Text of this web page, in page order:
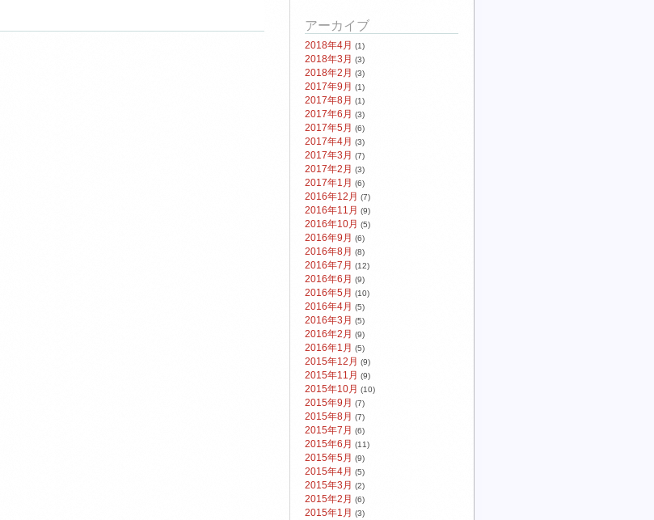
アーカイブ
2018年4月 (1)
2018年3月 (3)
2018年2月 (3)
2017年9月 (1)
2017年8月 (1)
2017年6月 (3)
2017年5月 (6)
2017年4月 (3)
2017年3月 (7)
2017年2月 (3)
2017年1月 (6)
2016年12月 (7)
2016年11月 (9)
2016年10月 (5)
2016年9月 (6)
2016年8月 (8)
2016年7月 (12)
2016年6月 (9)
2016年5月 (10)
2016年4月 (5)
2016年3月 (5)
2016年2月 (9)
2016年1月 (5)
2015年12月 (9)
2015年11月 (9)
2015年10月 (10)
2015年9月 (7)
2015年8月 (7)
2015年7月 (6)
2015年6月 (11)
2015年5月 (9)
2015年4月 (5)
2015年3月 (2)
2015年2月 (6)
2015年1月 (3)